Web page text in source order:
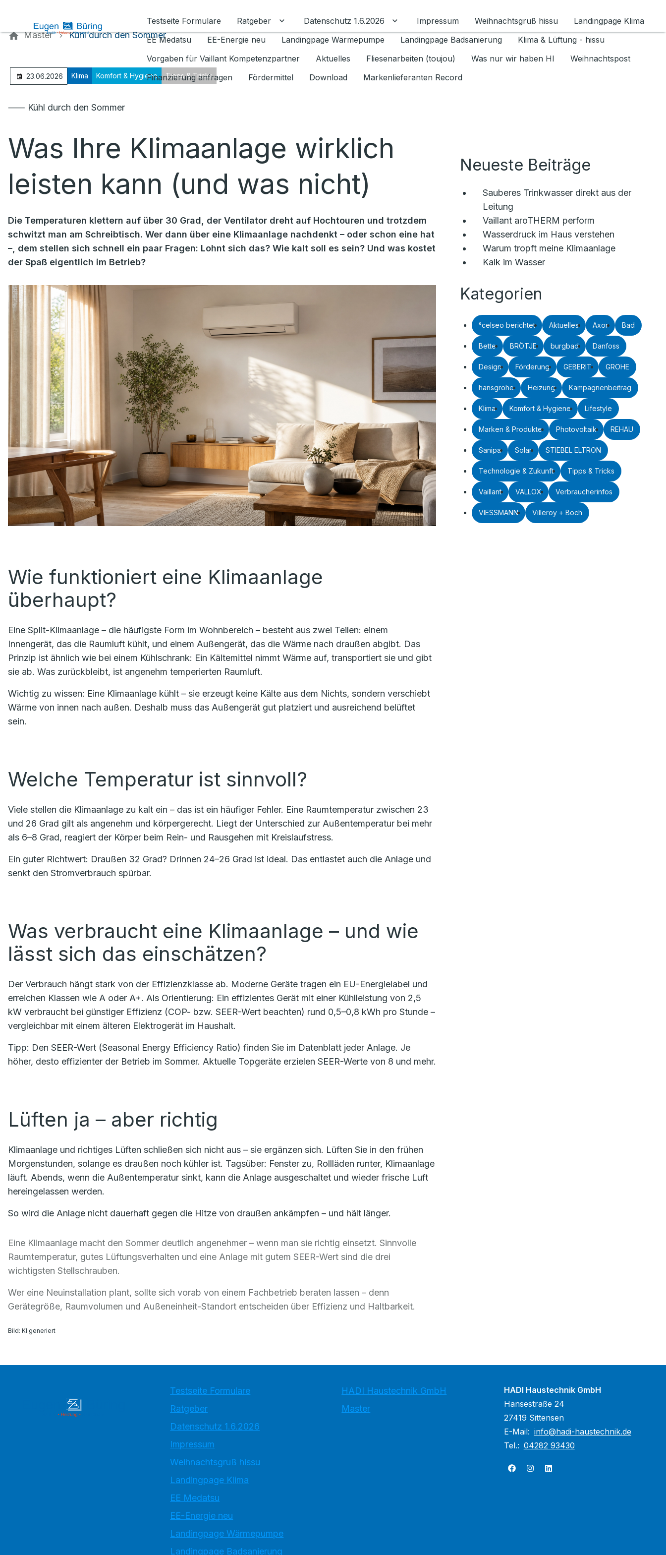
Testseite Formulare
Ratgeber Untermenü für Ratgeber umschalten
Datenschutz 1.6.2026 Untermenü für Datenschutz 1.6.2026 umschalten
Impressum Weihnachtsgruß hissu
Landingpage Klima
EE Medatsu
EE-Energie neu Landingpage Wärmepumpe Landingpage Badsanierung
Klima & Lüftung - hissu
Vorgaben für Vaillant Kompetenzpartner
Aktuelles Fliesenarbeiten (toujou) Was nur wir haben HI
Weihnachtspost
Finanzierung anfragen
Fördermittel Download Markenlieferanten Record
Master Kühl durch den Sommer
23.06.2026 Klima Komfort & Hygiene Tipps & Tricks
⸺ Kühl durch den Sommer
Was Ihre Klimaanlage wirklich
leisten kann (und was nicht)
Die Temperaturen klettern auf über 30 Grad, der Ventilator dreht auf Hochtouren und trotzdem
schwitzt man am Schreibtisch. Wer dann über eine Klimaanlage nachdenkt – oder schon eine hat
–, dem stellen sich schnell ein paar Fragen: Lohnt sich das? Wie kalt soll es sein? Und was kostet
der Spaß eigentlich im Betrieb?
Wie funktioniert eine Klimaanlage
überhaupt?
Eine Split-Klimaanlage – die häufigste Form im Wohnbereich – besteht aus zwei Teilen: einem
Innengerät, das die Raumluft kühlt, und einem Außengerät, das die Wärme nach draußen abgibt. Das
Prinzip ist ähnlich wie bei einem Kühlschrank: Ein Kältemittel nimmt Wärme auf, transportiert sie und gibt
sie ab. Was zurückbleibt, ist angenehm temperierten Raumluft.
Wichtig zu wissen: Eine Klimaanlage kühlt – sie erzeugt keine Kälte aus dem Nichts, sondern verschiebt
Wärme von innen nach außen. Deshalb muss das Außengerät gut platziert und ausreichend belüftet
sein.
Welche Temperatur ist sinnvoll?
Viele stellen die Klimaanlage zu kalt ein – das ist ein häufiger Fehler. Eine Raumtemperatur zwischen 23
und 26 Grad gilt als angenehm und körpergerecht. Liegt der Unterschied zur Außentemperatur bei mehr
als 6–8 Grad, reagiert der Körper beim Rein- und Rausgehen mit Kreislaufstress.
Ein guter Richtwert: Draußen 32 Grad? Drinnen 24–26 Grad ist ideal. Das entlastet auch die Anlage und
senkt den Stromverbrauch spürbar.
Was verbraucht eine Klimaanlage – und wie
lässt sich das einschätzen?
Der Verbrauch hängt stark von der Effizienzklasse ab. Moderne Geräte tragen ein EU-Energielabel und
erreichen Klassen wie A oder A+. Als Orientierung: Ein effizientes Gerät mit einer Kühlleistung von 2,5
kW verbraucht bei günstiger Effizienz (COP- bzw. SEER-Wert beachten) rund 0,5–0,8 kWh pro Stunde –
vergleichbar mit einem älteren Elektrogerät im Haushalt.
Tipp: Den SEER-Wert (Seasonal Energy Efficiency Ratio) finden Sie im Datenblatt jeder Anlage. Je
höher, desto effizienter der Betrieb im Sommer. Aktuelle Topgeräte erzielen SEER-Werte von 8 und mehr.
Lüften ja – aber richtig
Klimaanlage und richtiges Lüften schließen sich nicht aus – sie ergänzen sich. Lüften Sie in den frühen
Morgenstunden, solange es draußen noch kühler ist. Tagsüber: Fenster zu, Rollläden runter, Klimaanlage
läuft. Abends, wenn die Außentemperatur sinkt, kann die Anlage ausgeschaltet und wieder frische Luft
hereingelassen werden.
So wird die Anlage nicht dauerhaft gegen die Hitze von draußen ankämpfen – und hält länger.
Eine Klimaanlage macht den Sommer deutlich angenehmer – wenn man sie richtig einsetzt. Sinnvolle
Raumtemperatur, gutes Lüftungsverhalten und eine Anlage mit gutem SEER-Wert sind die drei
wichtigsten Stellschrauben.
Wer eine Neuinstallation plant, sollte sich vorab von einem Fachbetrieb beraten lassen – denn
Gerätegröße, Raumvolumen und Außeneinheit-Standort entscheiden über Effizienz und Haltbarkeit.
Bild: KI generiert
Neueste Beiträge
Sauberes Trinkwasser direkt aus der
Leitung
Vaillant aroTHERM perform
Wasserdruck im Haus verstehen
Warum tropft meine Klimaanlage
Kalk im Wasser
Kategorien
°celseo berichtet Aktuelles Axor Bad
Bette BRÖTJE burgbad Danfoss
Design Förderung GEBERIT GROHE
hansgrohe Heizung Kampagnenbeitrag
Klima Komfort & Hygiene Lifestyle
Marken & Produkte Photovoltaik REHAU
Sanipa Solar STIEBEL ELTRON
Technologie & Zukunft Tipps & Tricks
Vaillant VALLOX Verbraucherinfos
VIESSMANN Villeroy + Boch
Testseite Formulare
Ratgeber
Datenschutz 1.6.2026
Impressum
Weihnachtsgruß hissu
Landingpage Klima
EE Medatsu
EE-Energie neu
Landingpage Wärmepumpe
Landingpage Badsanierung
HADI Haustechnik GmbH
Master
HADI Haustechnik GmbH
Hansestraße 24
27419 Sittensen
E-Mail: info@hadi-haustechnik.de
Tel.: 04282 93430